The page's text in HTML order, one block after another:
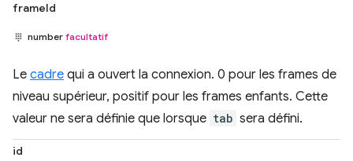
frameId
number facultatif
Le cadre qui a ouvert la connexion. 0 pour les frames de
niveau supérieur, positif pour les frames enfants. Cette
valeur ne sera définie que lorsque tab sera défini.
id